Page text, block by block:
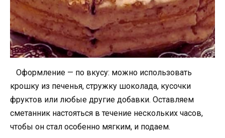
Оформление — по вкусу: можно использовать
крошку из печенья, стружку шоколада, кусочки
фруктов или любые другие добавки. Оставляем
сметанник настояться в течение нескольких часов,
чтобы он стал особенно мягким, и подаем.